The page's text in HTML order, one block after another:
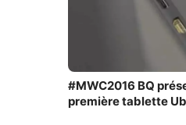
#MWC2016 BQ
première tablette